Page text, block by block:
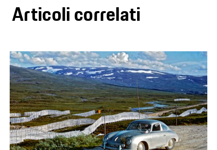
Articoli correlati